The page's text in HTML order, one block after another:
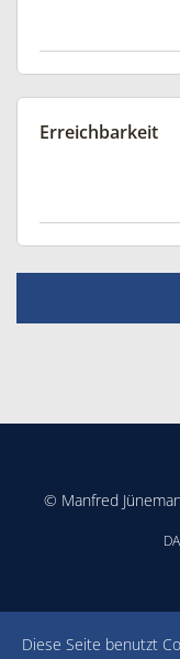
Erreichbarkeit
© Manfred
Diese Seite benutzt